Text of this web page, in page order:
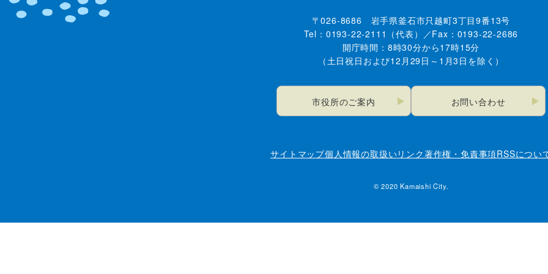
〒026-8686 岩手県釜石市只越町3丁目9番13号
Tel：0193-22-2111（代表）／Fax：0193-22-2686
開庁時間：8時30分から17時15分
（土日祝日および12月29日～1月3日を除く）
市役所のご案内 お問い合わせ
サイトマップ個人情報の取扱いリンク著作権・免責事項RSSについ
© 2020 Kamaishi City.